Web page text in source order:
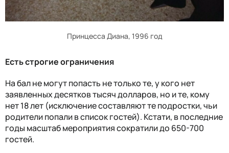
Принцесса Диана, 1996 год
Есть строгие ограничения
На бал не могут попасть не только те, у кого нет
заявленных десятков тысяч долларов, но и те, кому
нет 18 лет (исключение составляют те подростки, чьи
родители попали в список гостей). Кстати, в последние
годы масштаб мероприятия сократили до 650-700
гостей.